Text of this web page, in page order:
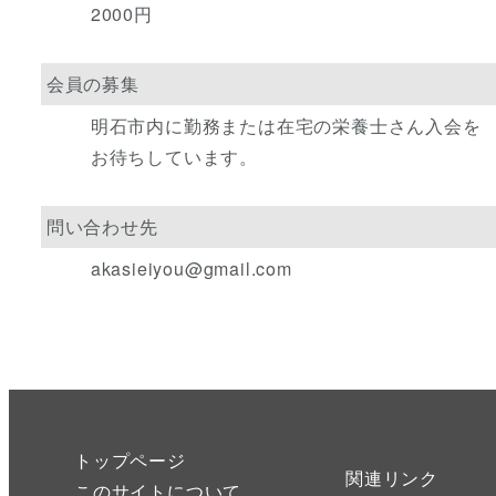
2000円
会員の募集
明石市内に勤務または在宅の栄養士さん入会を
お待ちしています。
問い合わせ先
akasieiyou@gmail.com
トップページ
このサイトについて
関連リンク